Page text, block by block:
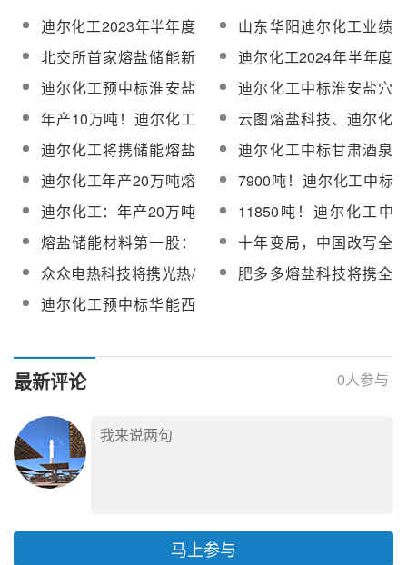
迪尔化工2023年半年度
董事会经营评述
山东华阳迪尔化工业绩
说明会强调光热发电及
储能储热产业发展前景
北交所首家熔盐储能新
材料制造企业——迪尔
化工加入CSPPLAZA会
员单位
迪尔化工2024年半年度
董事会经营评述
迪尔化工预中标淮安盐
穴压气储能发电项目三
元熔盐物资采购
迪尔化工中标淮安盐穴
压气储能发电项目三元
熔盐物资采购
年产10万吨！迪尔化工
&可胜技术合资公司熔
盐项目推进中
云图熔盐科技、迪尔化
工中标华能西安热工院
生产项目2025年度储热
用熔盐框架协议
迪尔化工将携储能熔盐
系列产品亮相第十二届
中国国际光热大会
迪尔化工中标甘肃酒泉
玉门300MW压缩空气储
能电站示范工程EPC总
承包项目三元熔盐及化
盐服务
迪尔化工年产20万吨熔
盐储能项目预计九月底
达到预定可使用状态
7900吨！迪尔化工中标
西藏开投安多100MW光
热项目EPC总承包熔盐
硝酸钾采购
迪尔化工：年产20万吨
熔盐储能项目（一期）
开展技术改造
11850吨！迪尔化工中
标西藏开投安多100MW
光热项目熔盐硝酸钠采
购
熔盐储能材料第一股：
迪尔化工的储能雄心
十年变局，中国改写全
球光热版图
众众电热科技将携光热/
熔盐系列电加热器亮相
第十三届中国国际光热
肥多多熔盐科技将携全
迪尔化工预中标华能西
最新评论 0人参与
马上参与